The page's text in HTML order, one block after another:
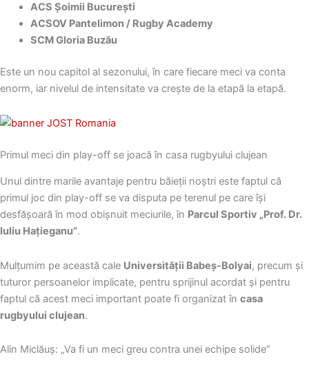
ACS Șoimii București
ACSOV Pantelimon / Rugby Academy
SCM Gloria Buzău
Este un nou capitol al sezonului, în care fiecare meci va conta
enorm, iar nivelul de intensitate va crește de la etapă la etapă.
Primul meci din play-off se joacă în casa rugbyului clujean
Unul dintre marile avantaje pentru băieții noștri este faptul că
primul joc din play-off se va disputa pe terenul pe care își
desfășoară în mod obișnuit meciurile, în Parcul Sportiv „Prof. Dr.
Iuliu Hațieganu”.
Mulțumim pe această cale Universității Babeș-Bolyai, precum și
tuturor persoanelor implicate, pentru sprijinul acordat și pentru
faptul că acest meci important poate fi organizat în casa
rugbyului clujean.
Alin Miclăuș: „Va fi un meci greu contra unei echipe solide”